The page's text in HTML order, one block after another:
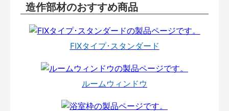
造作部材のおすすめ商品
FIXタイプ･スタンダード
ルームウィンドウ